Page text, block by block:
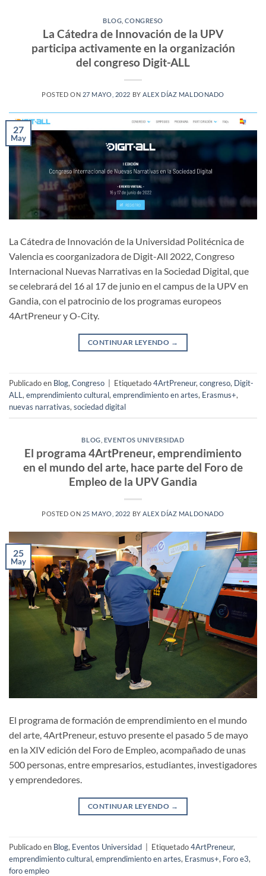
BLOG ,CONGRESO
La Cátedra de Innovación de la UPV
participa activamente en la organización
del congreso Digit-ALL
POSTED ON 27 MAYO, 2022 BYALEX DÍAZ MALDONADO
27
May
La Cátedra de Innovación de la Universidad Politécnica de
Valencia es coorganizadora de Digit-All 2022, Congreso
Internacional Nuevas Narrativas en la Sociedad Digital, que
se celebrará del 16 al 17 de junio en el campus de la UPV en
Gandia, con el patrocinio de los programas europeos
4ArtPreneur y O-City.
CONTINUAR LEYENDO →
Publicado en Blog,Congreso Etiquetado4ArtPreneur,congreso, Digit-
ALL,emprendimiento cultural,emprendimiento en artes, Erasmus+,
nuevas narrativas,sociedad digital
BLOG EVENTOS UNIVERSIDAD
El programa 4ArtPreneur, emprendimiento
en el mundo del arte, hace parte del Foro de
Empleo de la UPV Gandia
POSTED ON 25 MAYO, 2022 BYALEX DÍAZ MALDONADO
25
May
El programa de formación de emprendimiento en el mundo
del arte, 4ArtPreneur, estuvo presente el pasado 5 de mayo
en la XIV edición del Foro de Empleo, acompañado de unas
500 personas, entre empresarios, estudiantes, investigadores
y emprendedores.
CONTINUAR LEYENDO →
Publicado en Blog, Eventos Universidad Etiquetado4ArtPreneur,
emprendimiento cultural, emprendimiento en artes, Erasmus+, Foro e3,
foro empleo